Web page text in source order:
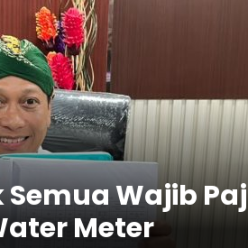
Semua Wajib
Meter